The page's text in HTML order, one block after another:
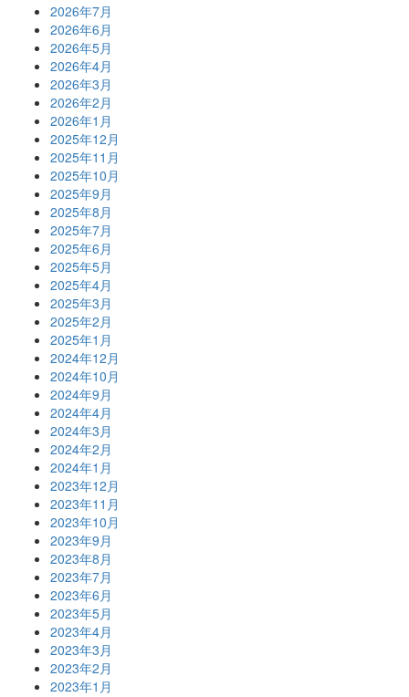
2026年7月
2026年6月
2026年5月
2026年4月
2026年3月
2026年2月
2026年1月
2025年12月
2025年11月
2025年10月
2025年9月
2025年8月
2025年7月
2025年6月
2025年5月
2025年4月
2025年3月
2025年2月
2025年1月
2024年12月
2024年10月
2024年9月
2024年4月
2024年3月
2024年2月
2024年1月
2023年12月
2023年11月
2023年10月
2023年9月
2023年8月
2023年7月
2023年6月
2023年5月
2023年4月
2023年3月
2023年2月
2023年1月